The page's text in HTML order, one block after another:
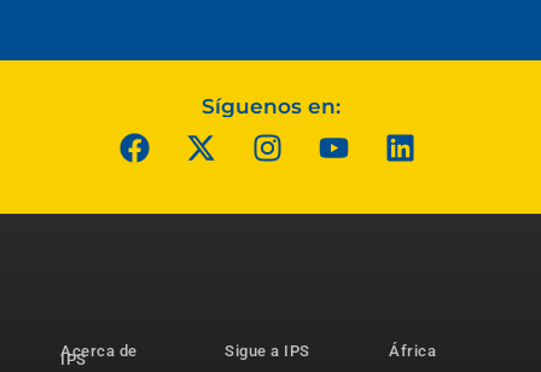
Síguenos en:
Acerca de
IPS
Sigue a IPS
África